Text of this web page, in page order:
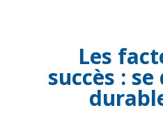
Les
succès :